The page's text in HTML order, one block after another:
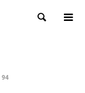
検索
94